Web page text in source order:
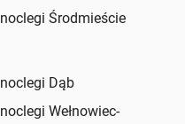
noclegi Środmieście
noclegi Dąb
noclegi Wełnowiec-